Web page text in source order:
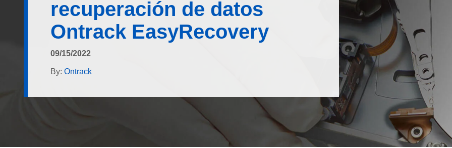
recuperación de datos
Ontrack EasyRecovery
09/15/2022
By: Ontrack